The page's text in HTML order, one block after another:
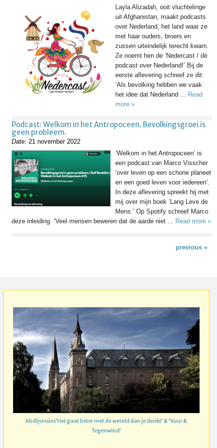
Layla Alizadah, ooit vluchtelinge
uit Afghanistan, maakt podcasts
over Nederland, het land waar ze
met haar ouders, broers en
zussen uiteindelijk terecht kwam.
Ze noemt hen de ‘Nedercast / dé
podcast over Nederland!’ Bij de
eerste aflevering schreef ze dit:
‘Als bevolking hebben we vaak
het idee dat Nederland ... Read
more »
Podcast: Welkom in het Antropoceen. Bevolkingsgroei is
geen probleem.
Date: 21 november 2022
‘Welkom in het Antropoceen’ is
een podcast van Marco Visscher
‘over leven op een schone planeet
en een goed leven voor iedereen’.
In deze aflevering spreekt hij met
mij over mijn boek ‘Lang Leve de
Mens.’ Op Spotify schreef Marco
deze inleiding. ‘Veel mensen beweren dat de aarde niet ... Read more »
previous »
Abdijsessies’Het gaat beter met de wereld dan je denkt’ & ‘Vuur &
Tegenwind’